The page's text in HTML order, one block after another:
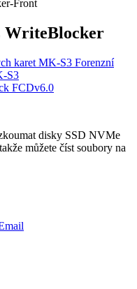
WriteBlocker
Forenzní
S3
FCDv6.0
disky SSD NVMe
můžete číst soubory na